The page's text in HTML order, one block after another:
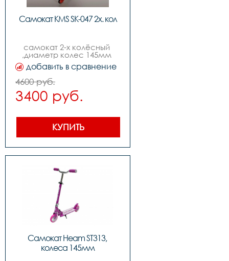
Самокат KMS SK-047 2х. кол
самокат 2-х колёсный
,диаметр колес 145мм
,руль с регулировкой,
изогнутый quotbird
typequot, без
амортизаторов
добавить в сравнение
4600 руб.
3400 руб.
КУПИТЬ
Самокат Heam ST313,
колеса 145мм